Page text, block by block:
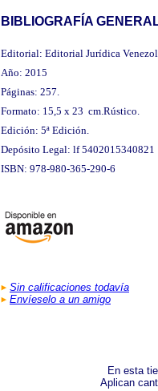
BIBLIOGRAFÍA
Editorial: Editorial Jurídica
Año: 2015
Páginas: 257.
Formato: 15,5 x 23 cm.Rústico.
Edición: 5ª Edición.
Depósito Legal: lf 5402015340821
ISBN: 978-980-365-290-6
Sin calificaciones todavía
Envíeselo a un amigo
En esta
Aplican